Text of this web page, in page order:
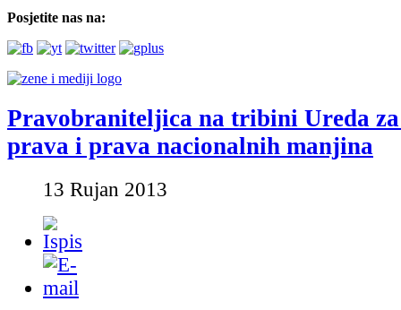
Posjetite nas na:
Pravobraniteljica na tribini Ureda
prava i prava nacionalnih manjina
13 Rujan 2013